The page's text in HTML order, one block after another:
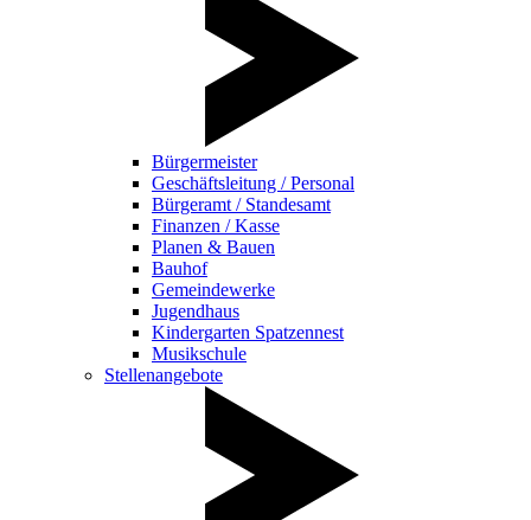
Bürgermeister
Geschäftsleitung / Personal
Bürgeramt / Standesamt
Finanzen / Kasse
Planen & Bauen
Bauhof
Gemeindewerke
Jugendhaus
Kindergarten Spatzennest
Musikschule
Stellenangebote